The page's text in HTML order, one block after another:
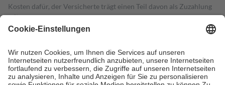
Kosten dafür, der Versicherte trägt einen Teil davon als Zuzahlung
mit.
Grundsätzlich leisten Mitglieder Zuzahlungen in Höhe von zehn
höchstens zehn Euro.
Es sind jedoch nie mehr als die tatsächlichen
Kosten der Leistung zu entrichten.
Diese Regeln gelten grundsätzlich auch für Online-Apotheken.
Bei Heilmitteln und häuslicher Krankenpflege beträgt die